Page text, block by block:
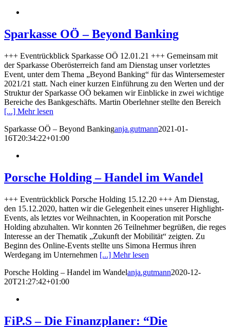
Sparkasse OÖ – Beyond Banking
+++ Eventrückblick Sparkasse OÖ 12.01.21 +++ Gemeinsam mit
der Sparkasse Oberösterreich fand am Dienstag unser vorletztes
Event, unter dem Thema „Beyond Banking“ für das Wintersemester
2021/21 statt. Nach einer kurzen Einführung zu den Werten und der
Struktur der Sparkasse OÖ bekamen wir Einblicke in zwei wichtige
Bereiche des Bankgeschäfts. Martin Oberlehner stellte den Bereich
[...] Mehr lesen
Sparkasse OÖ – Beyond Bankinganja.gutmann2021-01-
16T20:34:22+01:00
Porsche Holding – Handel im Wandel
+++ Eventrückblick Porsche Holding 15.12.20 +++ Am Dienstag,
den 15.12.2020, hatten wir die Gelegenheit eines unserer Highlight-
Events, als letztes vor Weihnachten, in Kooperation mit Porsche
Holding abzuhalten. Wir konnten 26 Teilnehmer begrüßen, die reges
Interesse an der Thematik „Zukunft der Mobilität“ zeigten. Zu
Beginn des Online-Events stellte uns Simona Hermus ihren
Werdegang im Unternehmen [...] Mehr lesen
Porsche Holding – Handel im Wandelanja.gutmann2020-12-
20T21:27:42+01:00
FiP.S – Die Finanzplaner: “Die